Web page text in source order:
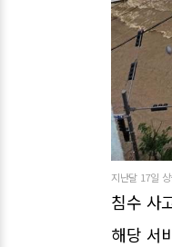
지난달 17일
침수 사
해당 서